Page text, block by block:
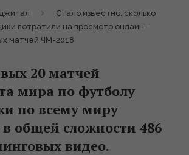
Стало известно, сколько
потратили на просмотр онлайн-
матчей ЧМ-2018
20 матчей
мира по футболу
по всему миру
в общей сложности 486
видео.